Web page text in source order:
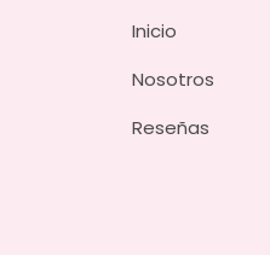
Inicio
Nosotros
Reseñas